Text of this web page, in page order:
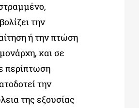
την
ή την πτώση
και σε
περίπτωση
την
της εξουσίας